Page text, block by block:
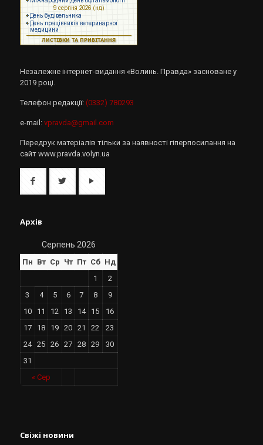
Незалежне інтернет-видання «Волинь. Правда» засноване у
2019 році.
Телефон редакції: (0332) 780293
e-mail: vpravda@gmail.com
Передрук матеріалів тільки за наявності гіперпосилання на
сайт www.pravda.volyn.ua
Архів
Серпень 2026
Пн Вт Ср Чт Пт Сб Нд
« Сер
1
2
3
4 5 6 7 8
9
10
11 12 13 14 15
16
17
18 19 20 21 22
23
24
25 26 27 28 29
30
31
Свіжі новини